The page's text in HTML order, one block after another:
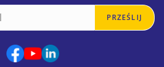
a
PRZEŚLIJ